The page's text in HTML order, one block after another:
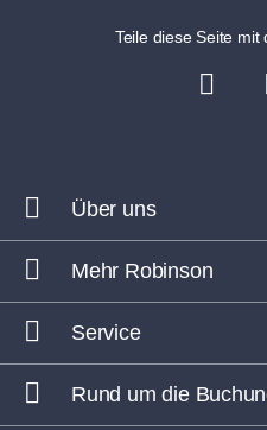
Teile diese Seite
Über uns
Mehr Robinson
Service
Rund um die